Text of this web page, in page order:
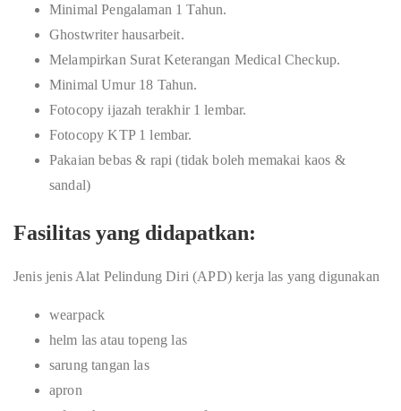
Minimal Pengalaman 1 Tahun.
Ghostwriter hausarbeit.
Melampirkan Surat Keterangan Medical Checkup.
Minimal Umur 18 Tahun.
Fotocopy ijazah terakhir 1 lembar.
Fotocopy KTP 1 lembar.
Pakaian bebas & rapi (tidak boleh memakai kaos &
sandal)
Fasilitas yang didapatkan:
Jenis jenis Alat Pelindung Diri (APD) kerja las yang digunakan
wearpack
helm las atau topeng las
sarung tangan las
apron